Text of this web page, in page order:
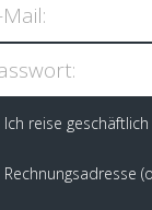
Ich reise
Rechnungsadresse